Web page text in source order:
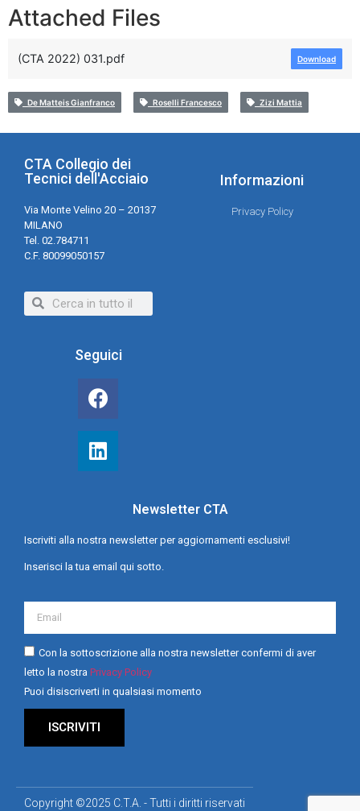
Attached Files
(CTA 2022) 031.pdf Download
De Matteis Gianfranco Roselli Francesco Zizi Mattia
CTA Collegio dei
Tecnici dell'Acciaio
Via Monte Velino 20 – 20137
MILANO
Tel. 02.784711
C.F. 80099050157
Informazioni
Privacy Policy
Seguici
Newsletter CTA
Iscriviti alla nostra newsletter per aggiornamenti esclusivi!
Inserisci la tua email qui sotto.
Con la sottoscrizione alla nostra newsletter confermi di aver
letto la nostra Privacy Policy
Puoi disiscriverti in qualsiasi momento
ISCRIVITI
Copyright ©2025 C.T.A. - Tutti i diritti riservati